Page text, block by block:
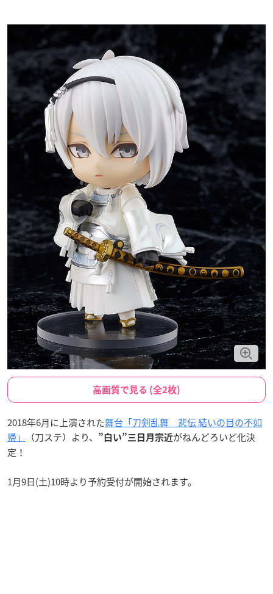
高画質で見る (全2枚)
2018年6月に上演された舞台「刀剣乱舞 悲伝 結いの目の不如
帰」
（刀ステ）より、 ”白い”三日月宗近がねんどろいど化決
定！
1月9日(土)10時より予約受付が開始されます。